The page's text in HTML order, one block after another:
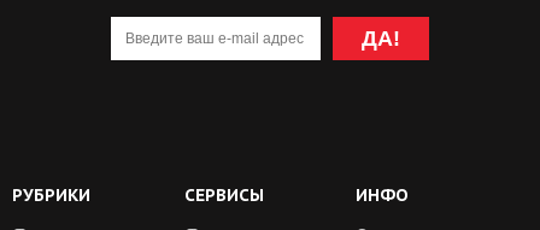
ДА!
РУБРИКИ СЕРВИСЫ ИНФО